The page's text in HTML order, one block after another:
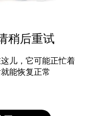
稍后重试
儿，它可能正忙着
能恢复正常